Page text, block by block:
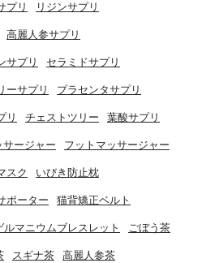
プリ リジンサプリ
高麗人参サプリ
サプリ セラミドサプリ
ーサプリ プラセンタサプリ
リ チェストツリー 葉酸サプリ
ージャー フットマッサージャー
スク いびき防止枕
ポーター 猫背矯正ベルト
ルマニウムブレスレット ごぼう茶
スギナ茶 高麗人参茶